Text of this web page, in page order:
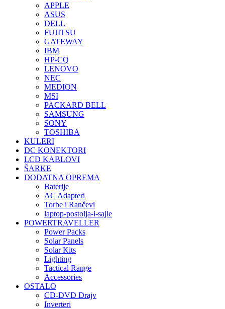
APPLE
ASUS
DELL
FUJITSU
GATEWAY
IBM
HP-CQ
LENOVO
NEC
MEDION
MSI
PACKARD BELL
SAMSUNG
SONY
TOSHIBA
KULERI
DC KONEKTORI
LCD KABLOVI
ŠARKE
DODATNA OPREMA
Baterije
AC Adapteri
Torbe i Rančevi
laptop-postolja-i-sajle
POWERTRAVELLER
Power Packs
Solar Panels
Solar Kits
Lighting
Tactical Range
Accessories
OSTALO
CD-DVD Drajv
Inverteri